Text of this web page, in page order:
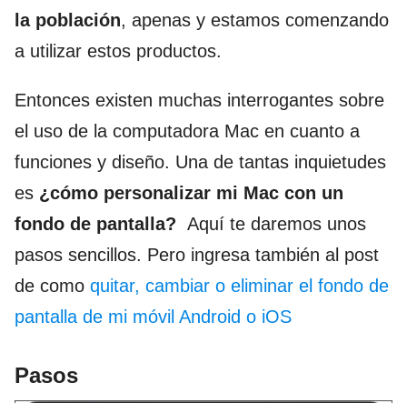
la población, apenas y estamos comenzando
a utilizar estos productos.
Entonces existen muchas interrogantes sobre
el uso de la computadora Mac en cuanto a
funciones y diseño. Una de tantas inquietudes
es ¿cómo personalizar mi Mac con un
fondo de pantalla? Aquí te daremos unos
pasos sencillos. Pero ingresa también al post
de como quitar, cambiar o eliminar el fondo de
pantalla de mi móvil Android o iOS
Pasos